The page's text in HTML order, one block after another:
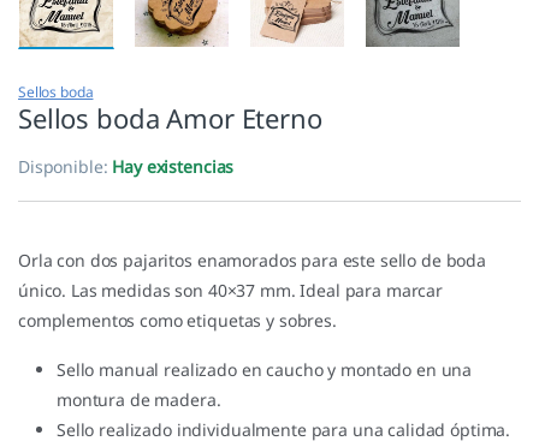
Sellos boda
Sellos boda Amor Eterno
Disponible: Hay existencias
Orla con dos pajaritos enamorados para este sello de boda
único. Las medidas son 40×37 mm. Ideal para marcar
complementos como etiquetas y sobres.
Sello manual realizado en caucho y montado en una
montura de madera.
Sello realizado individualmente para una calidad óptima.